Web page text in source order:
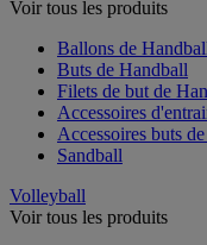
Voir tous les produits
Ballons de
Buts de Handball
Filets de but de
Accessoires
Accessoires buts
Sandball
Volleyball
Voir tous les produits